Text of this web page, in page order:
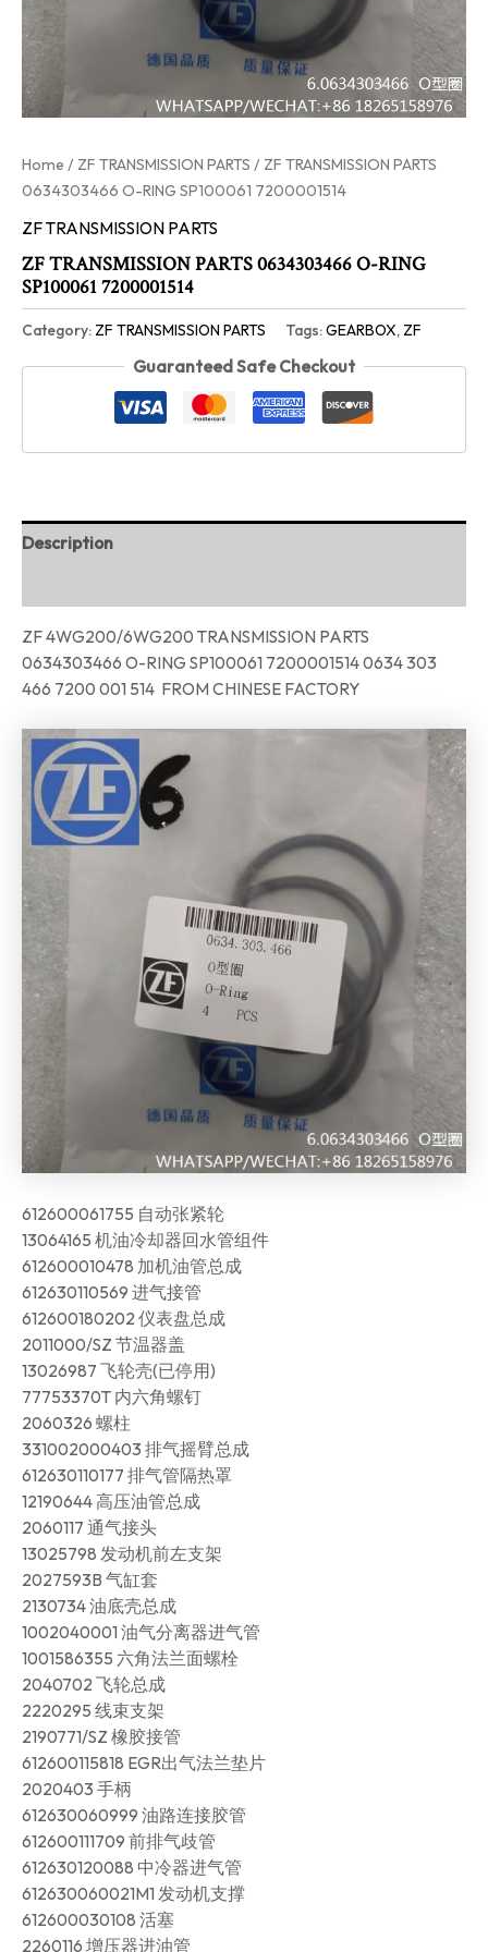
Home / ZF TRANSMISSION PARTS / ZF TRANSMISSION PARTS
0634303466 O-RING SP100061 7200001514
ZF TRANSMISSION PARTS
ZF TRANSMISSION PARTS 0634303466 O-RING
SP100061 7200001514
Category: ZF TRANSMISSION PARTS Tags:GEARBOX, ZF
Guaranteed Safe Checkout
Description
ZF 4WG200/6WG200 TRANSMISSION PARTS
0634303466 O-RING SP100061 7200001514 0634 303
466 7200 001 514 FROM CHINESE FACTORY
612600061755 自动张紧轮
13064165 机油冷却器回水管组件
612600010478 加机油管总成
612630110569 进气接管
612600180202 仪表盘总成
2011000/SZ 节温器盖
13026987 飞轮壳(已停用)
77753370T 内六角螺钉
2060326 螺柱
331002000403 排气摇臂总成
612630110177 排气管隔热罩
12190644 高压油管总成
2060117 通气接头
13025798 发动机前左支架
2027593B 气缸套
2130734 油底壳总成
1002040001 油气分离器进气管
1001586355 六角法兰面螺栓
2040702 飞轮总成
2220295 线束支架
2190771/SZ 橡胶接管
612600115818 EGR出气法兰垫片
2020403 手柄
612630060999 油路连接胶管
612600111709 前排气歧管
612630120088 中冷器进气管
612630060021M1 发动机支撑
612600030108 活塞
2260116 增压器进油管